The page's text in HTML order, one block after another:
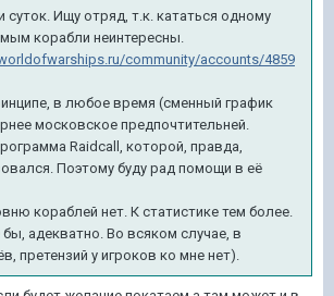
Ищу отряд, т.к. кататься одному
корабли неинтересны.
community/accounts/4859
в любое время (сменный график
московское предпочтительней.
Raidcall, которой, правда,
Поэтому буду рад помощи в её
кораблей нет. К статистике тем более.
адекватно. Во всяком случае, в
претензий у игроков ко мне нет).